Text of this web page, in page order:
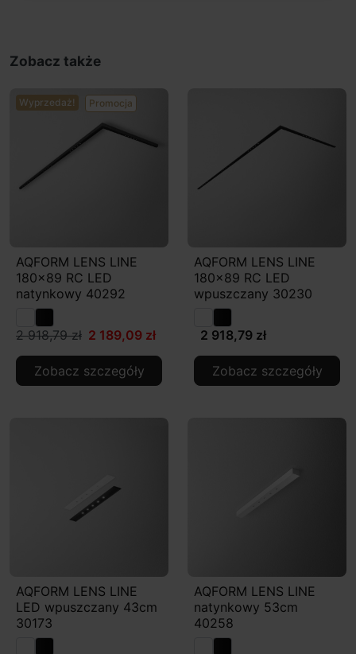
Zobacz także
Wyprzedaż! Promocja
AQFORM LENS LINE
180x89 RC LED
natynkowy 40292
2 918,79 zł 2 189,09 zł
Zobacz szczegóły
AQFORM LENS LINE
180x89 RC LED
wpuszczany 30230
2 918,79 zł
Zobacz szczegóły
AQFORM LENS LINE
LED wpuszczany 43cm
30173
AQFORM LENS LINE
natynkowy 53cm
40258